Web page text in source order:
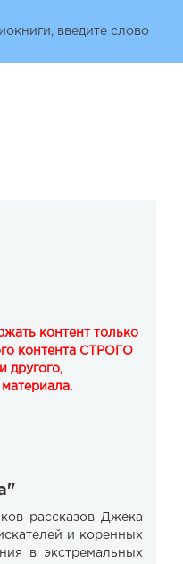
контент только
контента СТРОГО
другого,
рассказов Джека
и коренных
в экстремальных